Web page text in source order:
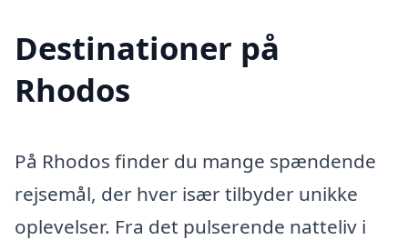
Destinationer på
Rhodos
På Rhodos finder du mange spændende
rejsemål, der hver især tilbyder unikke
oplevelser. Fra det pulserende natteliv i